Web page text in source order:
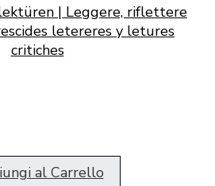
| Leggere, riflettere
letereres y letures
critiches
al Carrello